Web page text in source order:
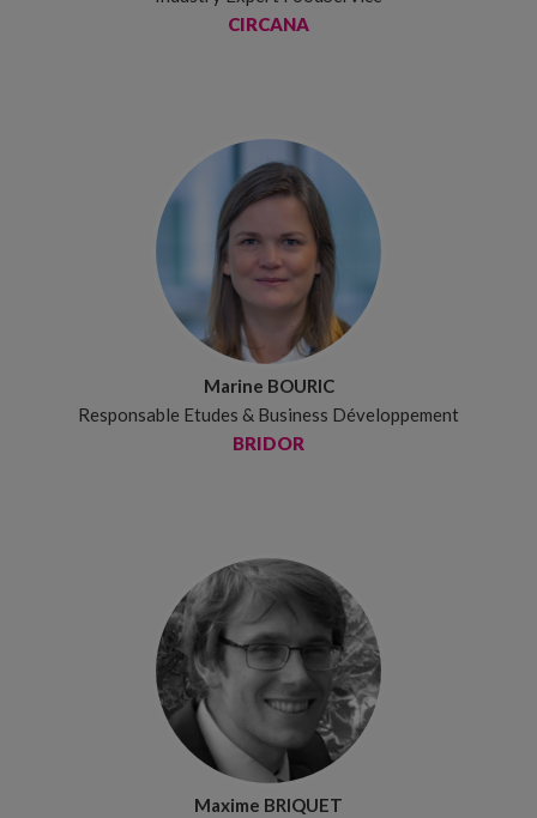
CIRCANA
Marine BOURIC
Responsable Etudes & Business Développement
BRIDOR
Maxime BRIQUET